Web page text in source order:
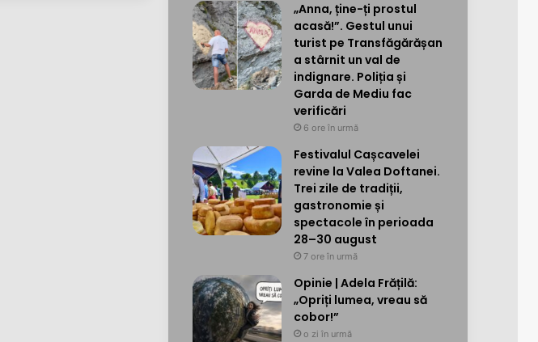
„Anna, ține-ți prostul
acasă!”. Gestul unui
turist pe Transfăgărășan
a stârnit un val de
indignare. Poliția și
Garda de Mediu fac
verificări
6 ore în urmă
Festivalul Cașcavelei
revine la Valea Doftanei.
Trei zile de tradiții,
gastronomie și
spectacole în perioada
28–30 august
7 ore în urmă
Opinie | Adela Frățilă:
„Opriți lumea, vreau să
cobor!”
o zi în urmă